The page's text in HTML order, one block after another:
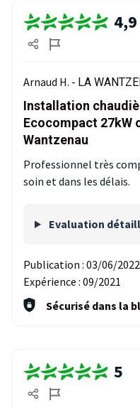
4,9
Arnaud H. - LA
Installation
Ecocompact 27kW
Wantzenau
Professionnel très
soin et dans les délais.
Evaluation
Publication : 03/06/2022
Expérience : 09/2021
Sécurisé dans la
5